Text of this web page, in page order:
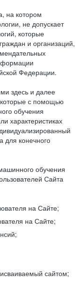
на котором
не допускает
которые
и организаций,
Федерации.
здесь и далее
с помощью
обучения
характеристиках
для конечного
обучения
Сайта
на Сайте;
на Сайте;
сайтом;